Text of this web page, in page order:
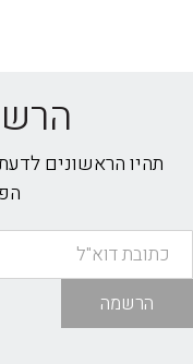
תהיו הראשונים
הרשמה